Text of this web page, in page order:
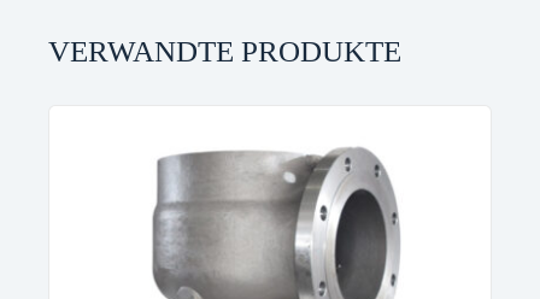
VERWANDTE PRODUKTE